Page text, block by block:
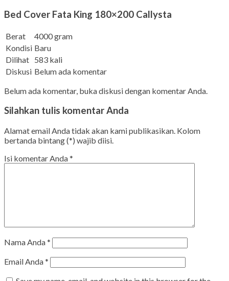
Bed Cover Fata King 180×200 Callysta
Berat
4000 gram
Kondisi Baru
Dilihat 583 kali
Diskusi Belum ada komentar
Belum ada komentar, buka diskusi dengan komentar Anda.
Silahkan tulis komentar Anda
Alamat email Anda tidak akan kami publikasikan. Kolom
bertanda bintang (*) wajib diisi.
Isi komentar Anda*
Nama Anda*
Email Anda*